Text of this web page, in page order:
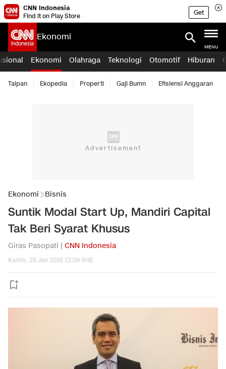
CNN Indonesia
Find it on Play Store
Get
Ekonomi
MENU
Ekonomi Olahraga Teknologi Otomotif Hiburan
Taipan Ekopedia Properti Gaji Bumn Efisiensi Anggaran
Ekonomi Bisnis
Suntik Modal Start Up, Mandiri Capital
Tak Beri Syarat Khusus
Giras Pasopati | CNN Indonesia
Kamis, 28 Jan 2016 12:39 WIB